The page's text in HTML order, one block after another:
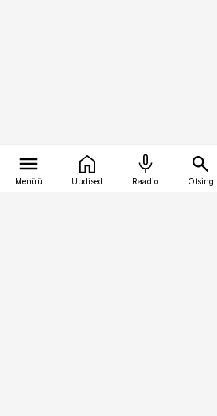
Menüü Uudised Raadio Otsing